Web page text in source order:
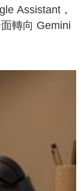
Assistant，
轉向 Gemini